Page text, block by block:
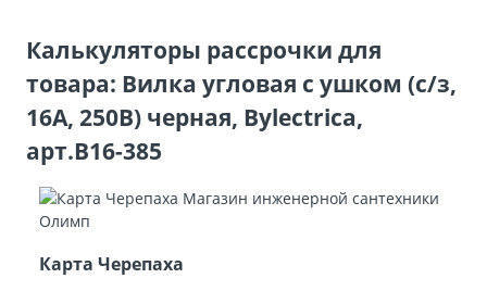
Калькуляторы рассрочки для
товара: Вилка угловая с ушком (с/з,
16А, 250В) черная, Bylectrica,
арт.В16-385
Карта Черепаха